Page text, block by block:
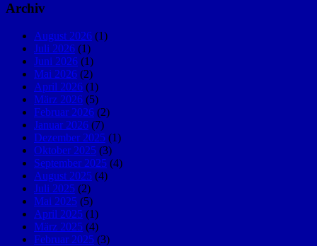
Archiv
August 2026 (1)
Juli 2026 (1)
Juni 2026 (1)
Mai 2026 (2)
April 2026 (1)
März 2026 (5)
Februar 2026 (2)
Januar 2026 (7)
Dezember 2025 (1)
Oktober 2025 (3)
September 2025 (4)
August 2025 (4)
Juli 2025 (2)
Mai 2025 (5)
April 2025 (1)
März 2025 (4)
Februar 2025 (3)